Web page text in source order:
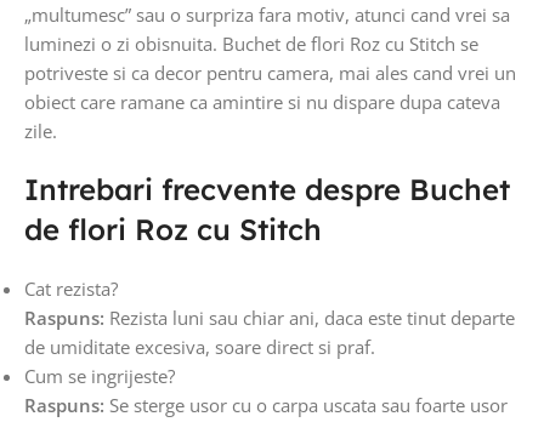
„multumesc” sau o surpriza fara motiv, atunci cand vrei sa
luminezi o zi obisnuita. Buchet de flori Roz cu Stitch se
potriveste si ca decor pentru camera, mai ales cand vrei un
obiect care ramane ca amintire si nu dispare dupa cateva
zile.
Intrebari frecvente despre Buchet
de flori Roz cu Stitch
Cat rezista?
Raspuns: Rezista luni sau chiar ani, daca este tinut departe
de umiditate excesiva, soare direct si praf.
Cum se ingrijeste?
Raspuns: Se sterge usor cu o carpa uscata sau foarte usor